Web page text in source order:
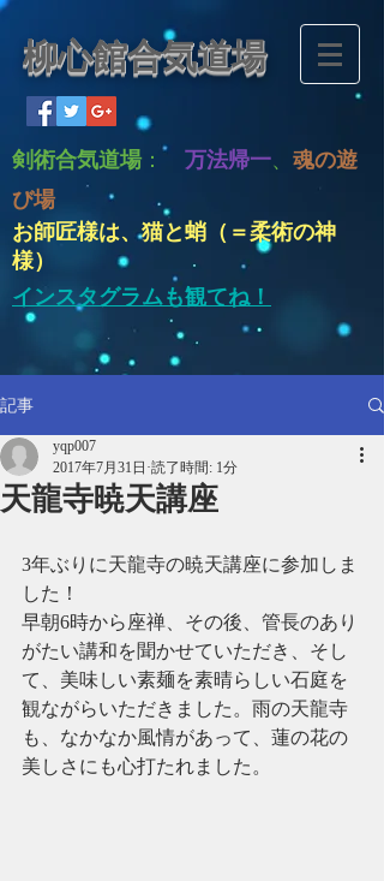
柳心館合気道場
剣術合気道場： 万法帰一、 魂の遊
び場
お師匠様は、猫と蛸（＝柔術の神
様）
インスタグラムも観てね！
記事
天龍寺暁天講座
yqp007
2017年7月31日 読了時間: 1分
3年ぶりに天龍寺の暁天講座に参加しま
した！
早朝6時から座禅、その後、管長のあり
がたい講和を聞かせていただき、そし
て、美味しい素麺を素晴らしい石庭を
観ながらいただきました。雨の天龍寺
も、なかなか風情があって、蓮の花の
美しさにも心打たれました。